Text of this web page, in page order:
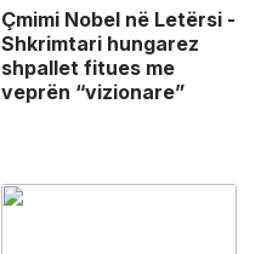
Çmimi Nobel në Letërsi -
Shkrimtari hungarez
shpallet fitues me
veprën “vizionare”